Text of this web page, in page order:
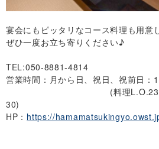
宴会にもピッタリなコース料理も用意
ぜひ一度お立ち寄りください♪
TEL:050-8881-4814
営業時間：月から日、祝日、祝前日：
(料理L.O.23：00 ド
30)
HP： https://